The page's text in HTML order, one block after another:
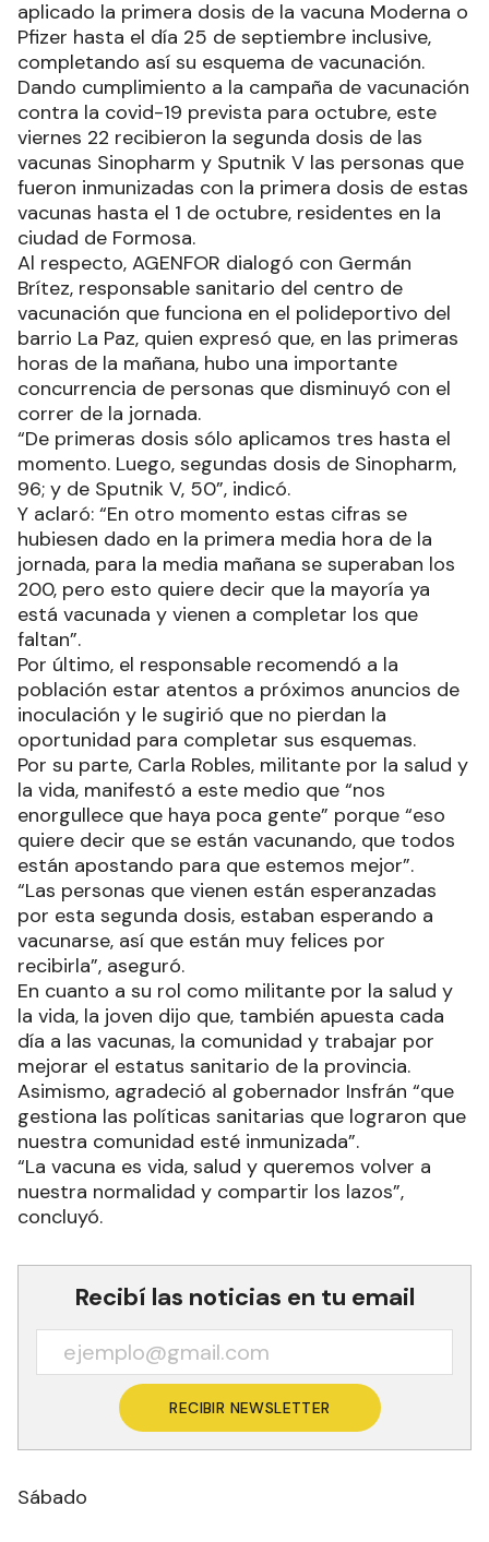
aplicado la primera dosis de la vacuna Moderna o
Pfizer hasta el día 25 de septiembre inclusive,
completando así su esquema de vacunación.
Dando cumplimiento a la campaña de vacunación
contra la covid-19 prevista para octubre, este
viernes 22 recibieron la segunda dosis de las
vacunas Sinopharm y Sputnik V las personas que
fueron inmunizadas con la primera dosis de estas
vacunas hasta el 1 de octubre, residentes en la
ciudad de Formosa.
Al respecto, AGENFOR dialogó con Germán
Brítez, responsable sanitario del centro de
vacunación que funciona en el polideportivo del
barrio La Paz, quien expresó que, en las primeras
horas de la mañana, hubo una importante
concurrencia de personas que disminuyó con el
correr de la jornada.
“De primeras dosis sólo aplicamos tres hasta el
momento. Luego, segundas dosis de Sinopharm,
96; y de Sputnik V, 50”, indicó.
Y aclaró: “En otro momento estas cifras se
hubiesen dado en la primera media hora de la
jornada, para la media mañana se superaban los
200, pero esto quiere decir que la mayoría ya
está vacunada y vienen a completar los que
faltan”.
Por último, el responsable recomendó a la
población estar atentos a próximos anuncios de
inoculación y le sugirió que no pierdan la
oportunidad para completar sus esquemas.
Por su parte, Carla Robles, militante por la salud y
la vida, manifestó a este medio que “nos
enorgullece que haya poca gente” porque “eso
quiere decir que se están vacunando, que todos
están apostando para que estemos mejor”.
“Las personas que vienen están esperanzadas
por esta segunda dosis, estaban esperando a
vacunarse, así que están muy felices por
recibirla”, aseguró.
En cuanto a su rol como militante por la salud y
la vida, la joven dijo que, también apuesta cada
día a las vacunas, la comunidad y trabajar por
mejorar el estatus sanitario de la provincia.
Asimismo, agradeció al gobernador Insfrán “que
gestiona las políticas sanitarias que lograron que
nuestra comunidad esté inmunizada”.
“La vacuna es vida, salud y queremos volver a
nuestra normalidad y compartir los lazos”,
concluyó.
Recibí las noticias en tu email
RECIBIR NEWSLETTER
Sábado